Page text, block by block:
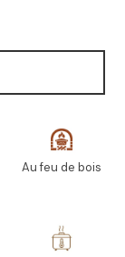
Au feu de bois